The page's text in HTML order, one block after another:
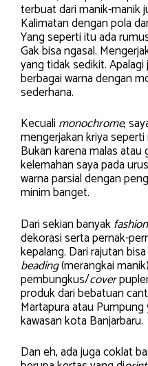
terbuat dari manik-manik
Kalimatan dengan pola
Yang seperti itu ada
Gak bisa ngasal.
yang tidak sedikit.
berbagai warna dengan
sederhana.
Kecuali monochrome,
mengerjakan kriya
Bukan karena malas atau
kelemahan saya pada
warna parsial dengan
minim banget.
Dari sekian banyak
dekorasi serta pernak-
kepalang. Dari rajutan
beading(merangkai
pembungkus/cover
produk dari bebatuan
Martapura atau
kawasan kota Banjarbaru.
Dan eh, ada juga coklat